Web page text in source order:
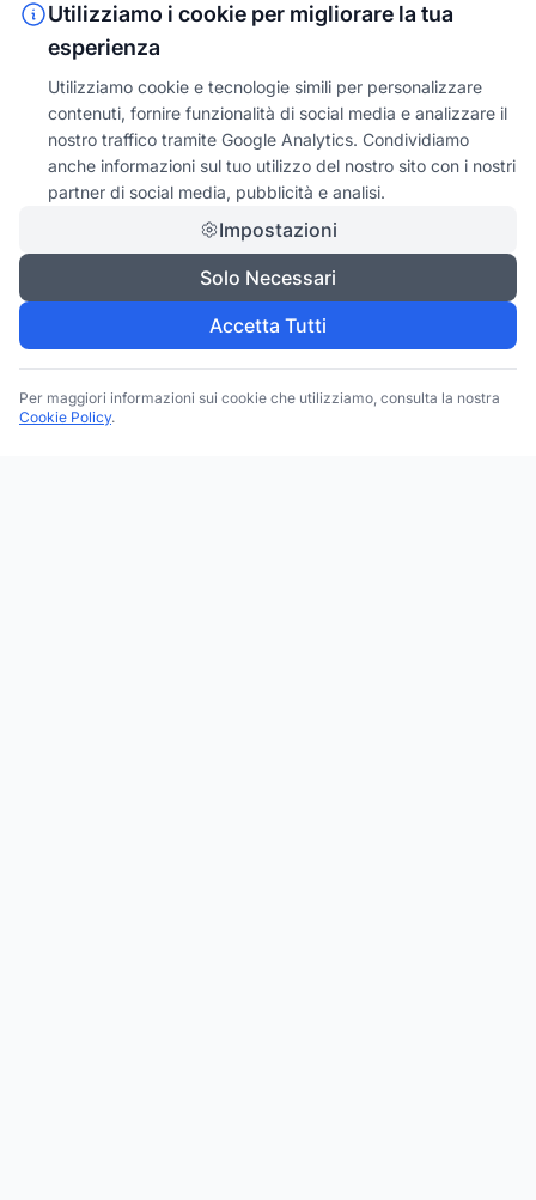
Utilizziamo i cookie per migliorare la tua
esperienza
Utilizziamo cookie e tecnologie simili per personalizzare
contenuti, fornire funzionalità di social media e analizzare il
nostro traffico tramite Google Analytics. Condividiamo
anche informazioni sul tuo utilizzo del nostro sito con i nostri
partner di social media, pubblicità e analisi.
Impostazioni
Solo Necessari
Accetta Tutti
Per maggiori informazioni sui cookie che utilizziamo, consulta la nostra
Cookie Policy.